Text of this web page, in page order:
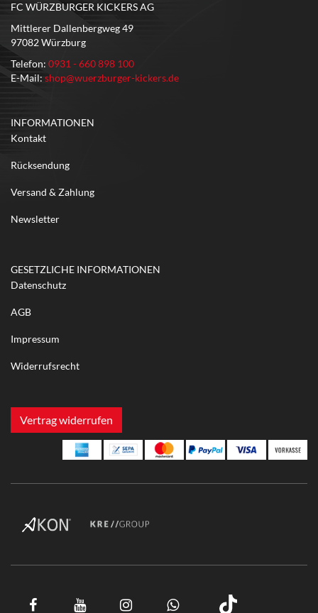
FC WÜRZBURGER KICKERS AG
Mittlerer Dallenbergweg 49
97082 Würzburg
Telefon: 0931 - 660 898 100
E-Mail: shop@wuerzburger-kickers.de
INFORMATIONEN
Kontakt
Rücksendung
Versand & Zahlung
Newsletter
GESETZLICHE INFORMATIONEN
Datenschutz
AGB
Impressum
Widerrufsrecht
Vertrag widerrufen